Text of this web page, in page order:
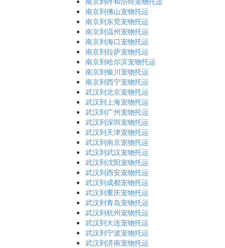
南京到佛山宠物托运
南京到东莞宠物托运
南京到温州宠物托运
南京到海口宠物托运
南京到拉萨宠物托运
南京到哈尔滨宠物托运
南京到银川宠物托运
南京到西宁宠物托运
武汉到北京宠物托运
武汉到上海宠物托运
武汉到广州宠物托运
武汉到深圳宠物托运
武汉到天津宠物托运
武汉到南京宠物托运
武汉到武汉宠物托运
武汉到沈阳宠物托运
武汉到西安宠物托运
武汉到成都宠物托运
武汉到重庆宠物托运
武汉到青岛宠物托运
武汉到杭州宠物托运
武汉到大连宠物托运
武汉到宁波宠物托运
武汉到济南宠物托运